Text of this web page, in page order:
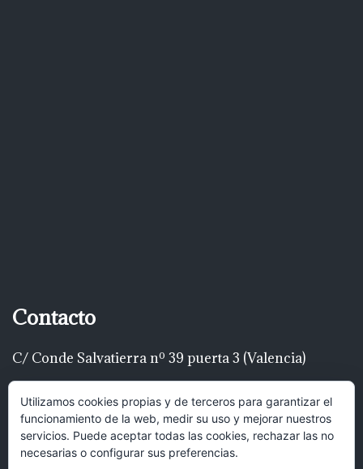
Contacto
C/ Conde Salvatierra nº 39 puerta 3 (Valencia)
Telf: 616 22 00 22
luispascualrodríguez@gmail.com
Utilizamos cookies propias y de terceros para garantizar el
funcionamiento de la web, medir su uso y mejorar nuestros
servicios. Puede aceptar todas las cookies, rechazar las no
necesarias o configurar sus preferencias.